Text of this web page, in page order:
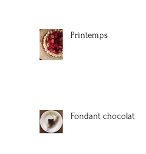
Printemps
Fondant chocolat